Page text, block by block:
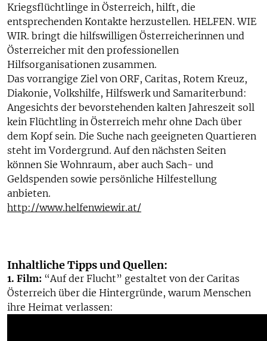
Kriegsflüchtlinge in Österreich, hilft, die
entsprechenden Kontakte herzustellen. HELFEN. WIE
WIR. bringt die hilfswilligen Österreicherinnen und
Österreicher mit den professionellen
Hilfsorganisationen zusammen.
Das vorrangige Ziel von ORF, Caritas, Rotem Kreuz,
Diakonie, Volkshilfe, Hilfswerk und Samariterbund:
Angesichts der bevorstehenden kalten Jahreszeit soll
kein Flüchtling in Österreich mehr ohne Dach über
dem Kopf sein. Die Suche nach geeigneten Quartieren
steht im Vordergrund. Auf den nächsten Seiten
können Sie Wohnraum, aber auch Sach- und
Geldspenden sowie persönliche Hilfestellung
anbieten.
http://www.helfenwiewir.at/
Inhaltliche Tipps und Quellen:
1. Film: “Auf der Flucht” gestaltet von der Caritas
Österreich über die Hintergründe, warum Menschen
ihre Heimat verlassen: